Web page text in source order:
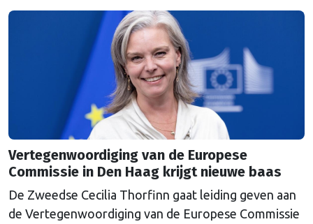
Vertegenwoordiging van de Europese
Commissie in Den Haag krijgt nieuwe baas
De Zweedse Cecilia Thorfinn gaat leiding geven aan
de Vertegenwoordiging van de Europese Commissie